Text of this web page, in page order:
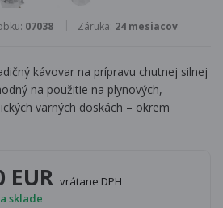
07038 Záruka: 24 mesiacov
kávovar na prípravu chutnej silnej
na použitie na plynových,
varných doskách – okrem
EUR vrátane DPH
sklade